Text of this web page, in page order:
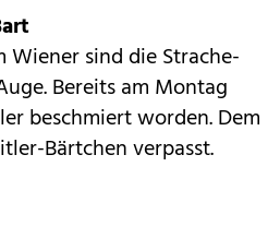
Wiener sind die Strache-
Bereits am Montag
beschmiert worden. Dem
Bärtchen verpasst.